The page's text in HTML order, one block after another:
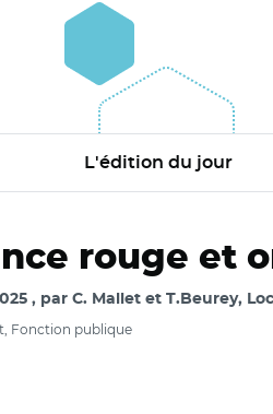
L'édition du jour
rouge et
par C. Mallet et T.Beurey,
Fonction publique